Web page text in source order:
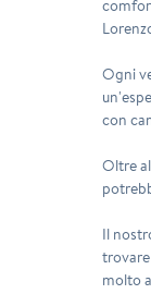
Ogni
con
Oltre
Il
molto